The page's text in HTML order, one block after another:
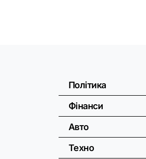
Політика
Фінанси
Авто
Техно